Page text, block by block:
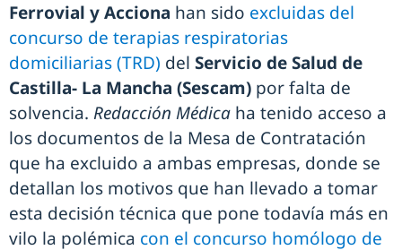
Ferrovial y Acciona han sido excluidas del
concurso de terapias respiratorias
domiciliarias (TRD) del Servicio de Salud de
Castilla- La Mancha (Sescam) por falta de
solvencia. Redacción Médica ha tenido acceso a
los documentos de la Mesa de Contratación
que ha excluido a ambas empresas, donde se
detallan los motivos que han llevado a tomar
esta decisión técnica que pone todavía más en
vilo la polémica con el concurso homólogo de